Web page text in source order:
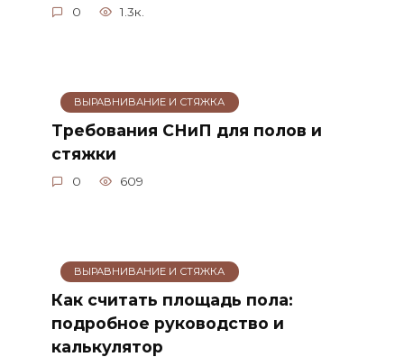
0 1.3к.
ВЫРАВНИВАНИЕ И СТЯЖКА
Требования СНиП для полов и
стяжки
0 609
ВЫРАВНИВАНИЕ И СТЯЖКА
Как считать площадь пола:
подробное руководство и
калькулятор